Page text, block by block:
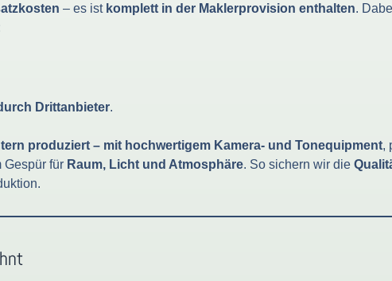
– es ist komplett in der Maklerprovision enthalten.
Drittanbieter.
produziert – mit hochwertigem Kamera- und Tonequipment,
Gespür für Raum, Licht und Atmosphäre. So sichern wir die